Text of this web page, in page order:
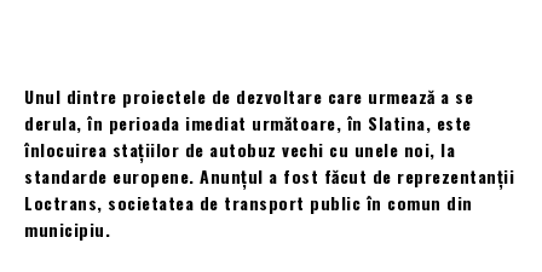
Unul dintre proiectele de dezvoltare care urmează a se
derula, în perioada imediat următoare, în Slatina, este
înlocuirea stațiilor de autobuz vechi cu unele noi, la
standarde europene. Anunțul a fost făcut de reprezentanții
Loctrans, societatea de transport public în comun din
municipiu.